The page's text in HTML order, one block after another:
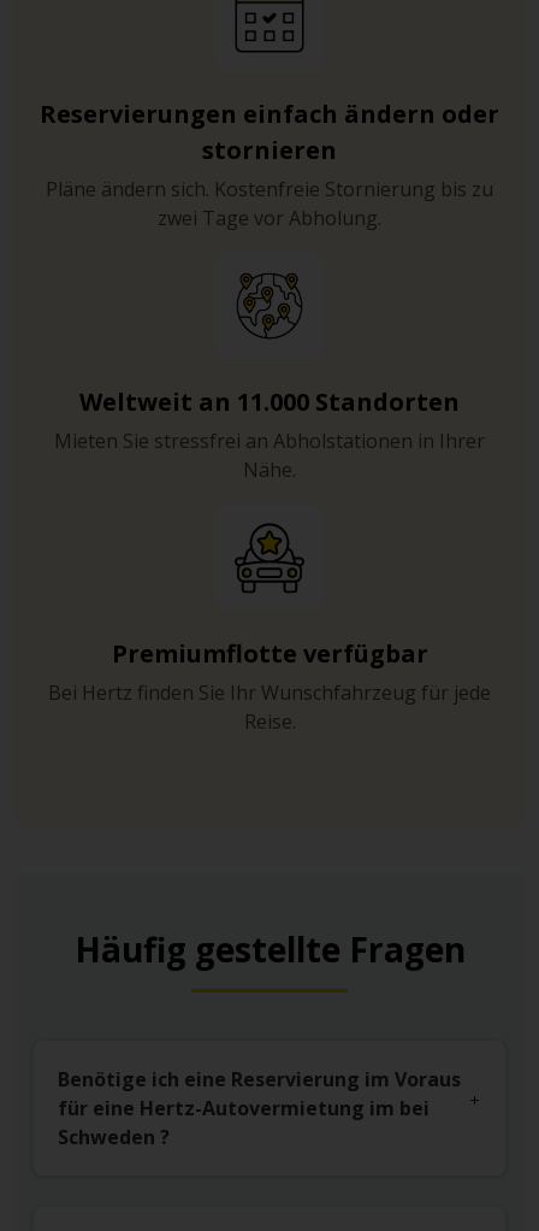
Reservierungen einfach ändern oder
stornieren
Pläne ändern sich. Kostenfreie Stornierung bis zu
zwei Tage vor Abholung.
Weltweit an 11.000 Standorten
Mieten Sie stressfrei an Abholstationen in Ihrer
Nähe.
Premiumflotte verfügbar
Bei Hertz finden Sie Ihr Wunschfahrzeug für jede
Reise.
Häufig gestellte Fragen
Benötige ich eine Reservierung im Voraus
für eine Hertz-Autovermietung im bei
Schweden ?